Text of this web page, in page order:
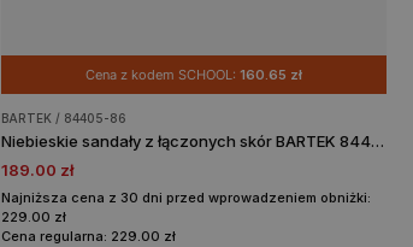
Cena z kodem SCHOOL:160.65 zł
BARTEK / 84405-86
Niebieskie sandały z łączonych skór BARTEK 84405-86
189.00 zł
Najniższa cena z 30 dni przed wprowadzeniem obniżki:
229.00 zł
Cena regularna: 229.00 zł